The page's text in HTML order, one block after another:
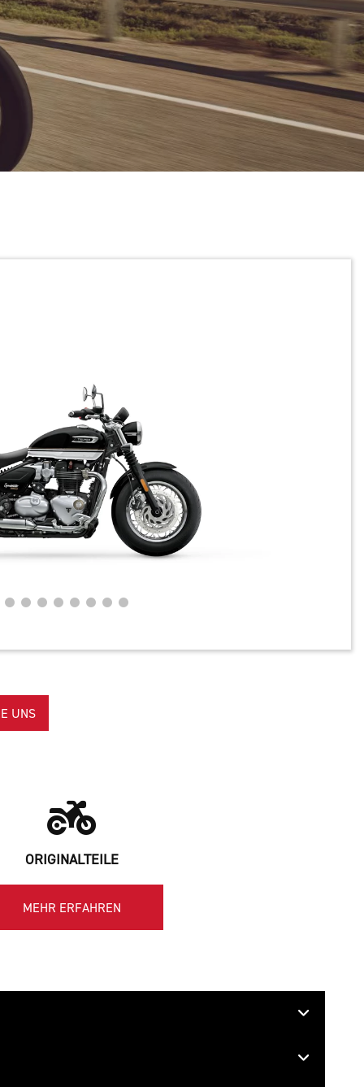
UNS
ORIGINALTEILE
MEHR ERFAHREN